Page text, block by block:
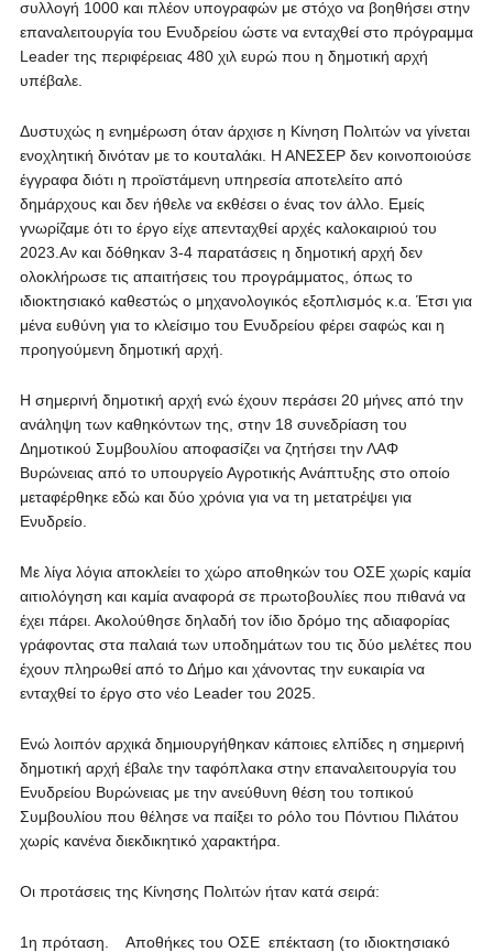
συλλογή 1000 και πλέον υπογραφών με στόχο να βοηθήσει στην
επαναλειτουργία του Ενυδρείου ώστε να ενταχθεί στο πρόγραμμα
Leader της περιφέρειας 480 χιλ ευρώ που η δημοτική αρχή
υπέβαλε.
Δυστυχώς η ενημέρωση όταν άρχισε η Κίνηση Πολιτών να γίνεται
ενοχλητική δινόταν με το κουταλάκι. Η ΑΝΕΣΕΡ δεν κοινοποιούσε
έγγραφα διότι η προϊστάμενη υπηρεσία αποτελείτο από
δημάρχους και δεν ήθελε να εκθέσει ο ένας τον άλλο. Εμείς
γνωρίζαμε ότι το έργο είχε απενταχθεί αρχές καλοκαιριού του
2023.Αν και δόθηκαν 3-4 παρατάσεις η δημοτική αρχή δεν
ολοκλήρωσε τις απαιτήσεις του προγράμματος, όπως το
ιδιοκτησιακό καθεστώς ο μηχανολογικός εξοπλισμός κ.α. Έτσι για
μένα ευθύνη για το κλείσιμο του Ενυδρείου φέρει σαφώς και η
προηγούμενη δημοτική αρχή.
Η σημερινή δημοτική αρχή ενώ έχουν περάσει 20 μήνες από την
ανάληψη των καθηκόντων της, στην 18 συνεδρίαση του
Δημοτικού Συμβουλίου αποφασίζει να ζητήσει την ΛΑΦ
Βυρώνειας από το υπουργείο Αγροτικής Ανάπτυξης στο οποίο
μεταφέρθηκε εδώ και δύο χρόνια για να τη μετατρέψει για
Ενυδρείο.
Με λίγα λόγια αποκλείει το χώρο αποθηκών του ΟΣΕ χωρίς καμία
αιτιολόγηση και καμία αναφορά σε πρωτοβουλίες που πιθανά να
έχει πάρει. Ακολούθησε δηλαδή τον ίδιο δρόμο της αδιαφορίας
γράφοντας στα παλαιά των υποδημάτων του τις δύο μελέτες που
έχουν πληρωθεί από το Δήμο και χάνοντας την ευκαιρία να
ενταχθεί το έργο στο νέο Leader του 2025.
Ενώ λοιπόν αρχικά δημιουργήθηκαν κάποιες ελπίδες η σημερινή
δημοτική αρχή έβαλε την ταφόπλακα στην επαναλειτουργία του
Ενυδρείου Βυρώνειας με την ανεύθυνη θέση του τοπικού
Συμβουλίου που θέλησε να παίξει το ρόλο του Πόντιου Πιλάτου
χωρίς κανένα διεκδικητικό χαρακτήρα.
Οι προτάσεις της Κίνησης Πολιτών ήταν κατά σειρά:
1η πρόταση. Αποθήκες του ΟΣΕ επέκταση (το ιδιοκτησιακό